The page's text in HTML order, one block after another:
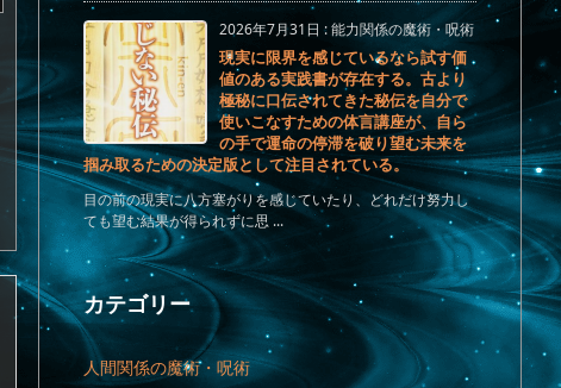
2026年7月31日 :能力関係の魔術・呪術
現実に限界を感じているなら試す価
値のある実践書が存在する。古より
極秘に口伝されてきた秘伝を自分で
使いこなすための体言講座が、自ら
の手で運命の停滞を破り望む未来を
掴み取るための決定版として注目されている。
目の前の現実に八方塞がりを感じていたり、どれだけ努力し
ても望む結果が得られずに思 ...
カテゴリー
人間関係の魔術・呪術